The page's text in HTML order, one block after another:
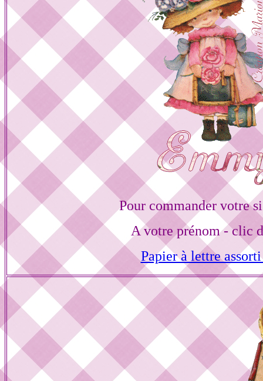
Pour commander votre
A votre prénom - clic
Papier à lettre